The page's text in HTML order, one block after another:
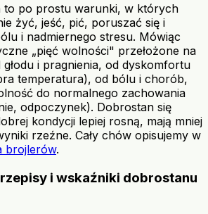
to po prostu warunki, w których
żyć, jeść, pić, poruszać się i
i nadmiernego stresu. Mówiąc
„pięć wolności" przełożone na
i pragnienia, od dyskomfortu
temperatura), od bólu i chorób,
do normalnego zachowania
odpoczynek). Dobrostan się
kondycji lepiej rosną, mają mniej
rzeźne. Cały chów opisujemy w
brojlerów.
i wskaźniki dobrostanu